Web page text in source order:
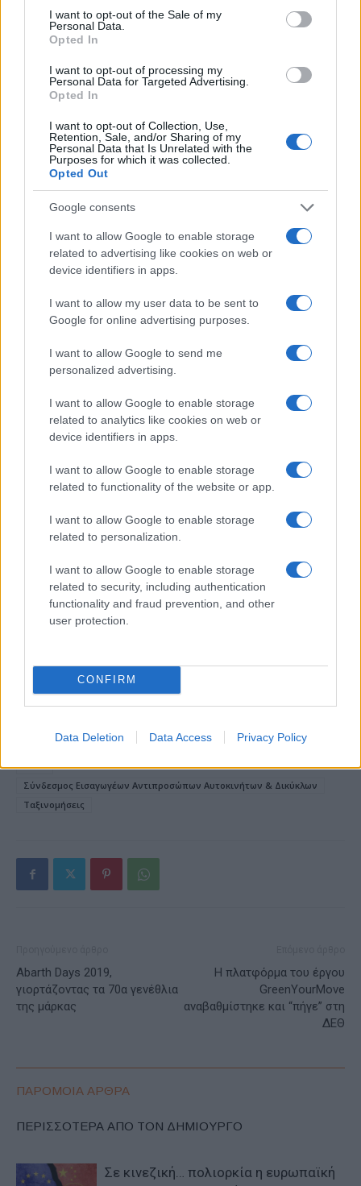
consent section.
I want to opt-out of the Sale of my
Personal Data.
Opted In
I want to opt-out of processing my
Personal Data for Targeted Advertising.
Opted In
I want to opt-out of Collection, Use,
Retention, Sale, and/or Sharing of my
Personal Data that Is Unrelated with the
Purposes for which it was collected.
Opted Out
Google consents
I want to allow Google to enable storage
related to advertising like cookies on web or
device identifiers in apps.
I want to allow my user data to be sent to
Google for online advertising purposes.
I want to allow Google to send me
personalized advertising.
I want to allow Google to enable storage
related to analytics like cookies on web or
device identifiers in apps.
I want to allow Google to enable storage
related to functionality of the website or app.
I want to allow Google to enable storage
related to personalization.
I want to allow Google to enable storage
related to security, including authentication
functionality and fraud prevention, and other
user protection.
CONFIRM
Data Deletion Data Access Privacy Policy
Χρηματοδότηση 8 εκατ.
ευρώ σε 843 μέσα
πενταετές πρόγραμμα
ενίσχυσης του Τύπου
Metlen: Ρεκόρ EBITDA στο
α' εξάμηνο, στα 550 εκατ.
Το FIAT 500 Hybrid τώρα
συνεχίζουν μαζί: Ανανέωση
της συνεργασίας τους μέχρι
18η συνεχόμενη χρονιά για τον ΟΤΕ στη διεθνή σειρά
δεικτών FTSE4Good
άνοιξε τις πύλες του σε όλους
Ευρώπη
Πωλήσεις νέων οχημάτων
ΣΕΑΑ
Σύνδεσμος Εισαγωγέων Αντιπροσώπων Αυτοκινήτων & Δικύκλων
Ταξινομήσεις
Abarth Days 2019,
γιορτάζοντας τα 70α γενέθλια
της μάρκας
Η πλατφόρμα του έργου
GreenYourMove
αναβαθμίστηκε και “πήγε” στη
ΔΕΘ
ΠΑΡΟΜΟΙΑ ΑΡΘΡΑ
ΠΕΡΙΣΣΟΤΕΡΑ ΑΠΟ ΤΟΝ ΔΗΜΙΟΥΡΓΟ
Σε κινεζική… πολιορκία η ευρωπαϊκή